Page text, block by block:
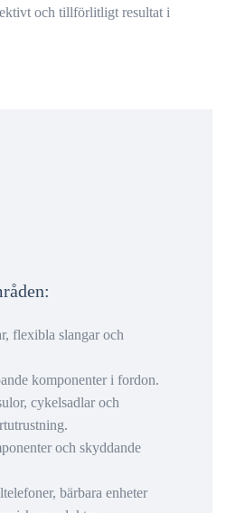
och tillförlitligt resultat i
flexibla slangar och
komponenter i fordon.
cykelsadlar och
och skyddande
bärbara enheter